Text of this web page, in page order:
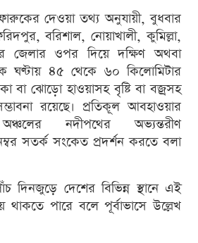
দেওয়া তথ্য অনুযায়ী, বুধবার
বরিশাল, নোয়াখালী, কুমিল্লা,
জেলার ওপর দিয়ে দক্ষিণ অথবা
ঘণ্টায় ৪৫ থেকে ৬০ কিলোমিটার
বা ঝোড়ো হাওয়াসহ বৃষ্টি বা বজ্রসহ
রয়েছে। প্রতিকূল আবহাওয়ার
নদীপথের অভ্যন্তরীণ
সতর্ক সংকেত প্রদর্শন করতে বলা
দিনজুড়ে দেশের বিভিন্ন স্থানে এই
থাকতে পারে বলে পূর্বাভাসে উল্লেখ